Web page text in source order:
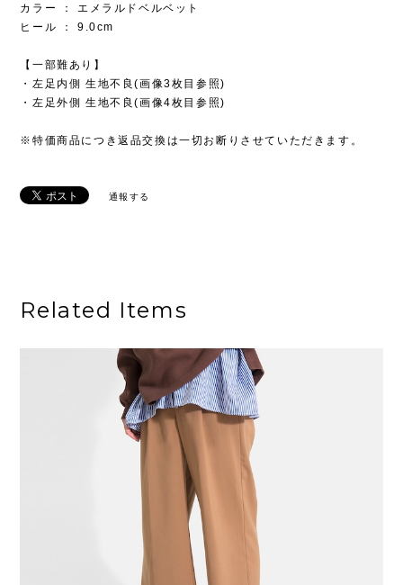
カラー ： エメラルドベルベット
ヒール ： 9.0cm
【一部難あり】
・左足内側 生地不良(画像3枚目参照)
・左足外側 生地不良(画像4枚目参照)
※特価商品につき返品交換は一切お断りさせていただきます。
通報する
Related Items